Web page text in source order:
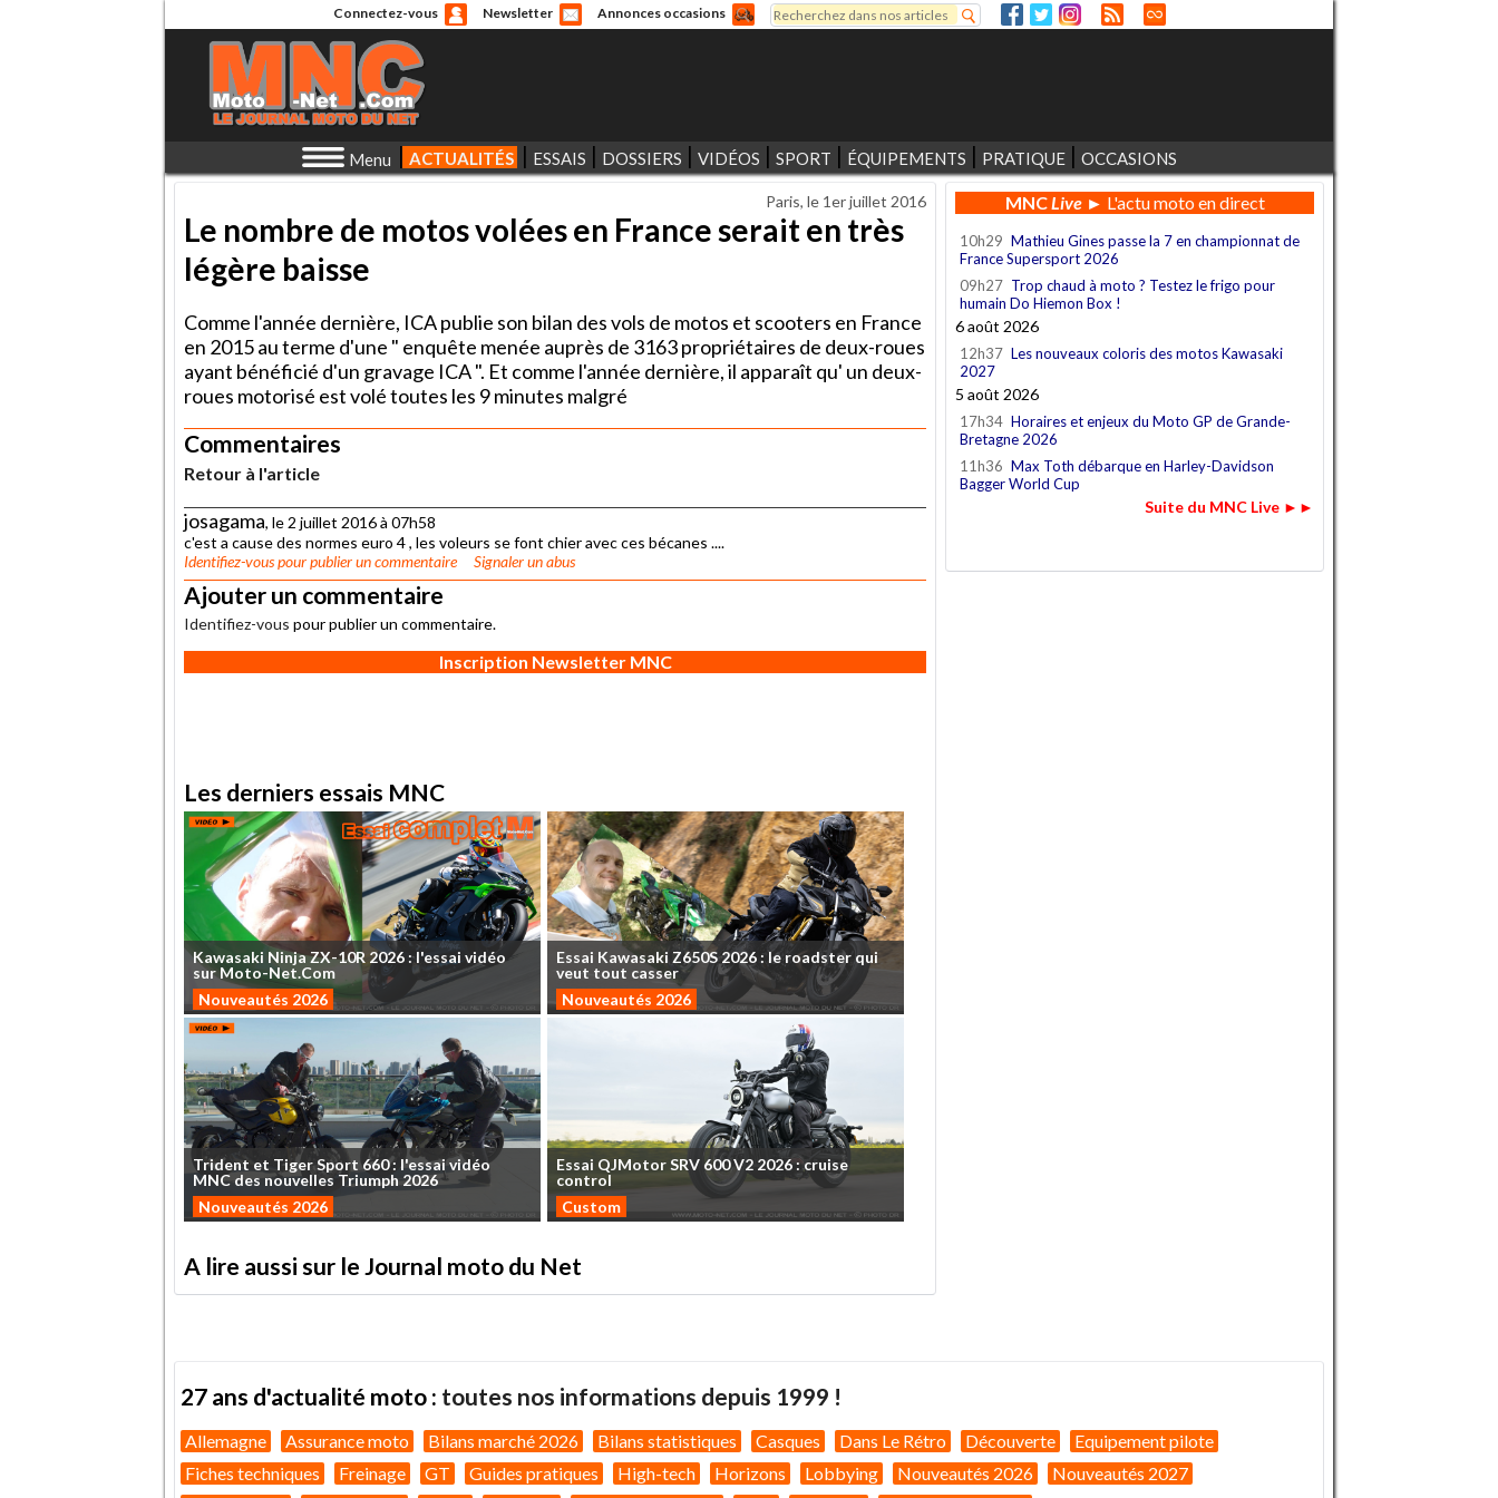
Connectez-vous Newsletter Annonces occasions
Formulaire de recherche
Rechercher
Menu ACTUALITÉS ESSAIS DOSSIERS VIDÉOS SPORT ÉQUIPEMENTS PRATIQUE OCCASIONS
Paris, le 1er juillet 2016
Le nombre de motos volées en France serait en très
légère baisse
Comme l'année dernière, ICA publie son bilan des vols de motos et scooters en France
en 2015 au terme d'une " enquête menée auprès de 3163 propriétaires de deux-roues
ayant bénéficié d'un gravage ICA ". Et comme l'année dernière, il apparaît qu' un deux-
roues motorisé est volé toutes les 9 minutes malgré
Commentaires
Retour à l'article
josagama, le 2 juillet 2016 à 07h58
c'est a cause des normes euro 4 , les voleurs se font chier avec ces bécanes ....
Identifiez-vouspour publier un commentaire Signaler un abus
Ajouter un commentaire
Identifiez-vous pour publier un commentaire.
Inscription Newsletter MNC
Les derniers essais MNC
Kawasaki NinjaZX-10R 2026 : l'essai vidéo
sur Moto-Net.Com
Nouveautés 2026
Essai Kawasaki Z650S2026: le roadster qui
veut tout casser
Nouveautés 2026
Trident et TigerSport 660: l'essaividéo
MNCdesnouvelles Triumph2026
Nouveautés 2026
Essai QJMotorSRV 600V2 2026: cruise
control
Custom
A lire aussi sur le Journal moto du Net
MNCLive► L'actu moto en direct
10h29 Mathieu Gines passe la 7 en championnat de
France Supersport 2026
09h27 Trop chaud à moto ? Testez le frigo pour
humain Do Hiemon Box !
6 août 2026
12h37 Les nouveaux coloris des motos Kawasaki
2027
5 août 2026
17h34 Horaires et enjeux du Moto GP de Grande-
Bretagne 2026
11h36 Max Toth débarque en Harley-Davidson
Bagger World Cup
Suite du MNC Live ►►
27 ans d'actualité moto : toutes nos informations depuis 1999 !
Allemagne Assurance moto Bilans marché 2026 Bilans statistiques Casques Dans Le Rétro Découverte
Equipement pilote
Fiches techniques
Freinage GT Guides pratiques High-tech Horizons Lobbying Nouveautés 2026
Nouveautés 2027